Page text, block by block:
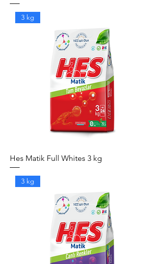
3 kg
Hes Matik Full Whites 3 kg
3 kg